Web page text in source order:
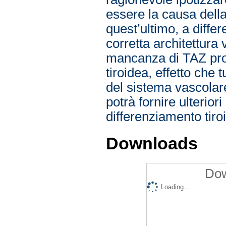
essere la causa
quest’ultimo, a
corretta architettura
mancanza di TAZ
tiroidea, effetto che
del sistema
potrà fornire
differenziamento
Downloads
Loading...